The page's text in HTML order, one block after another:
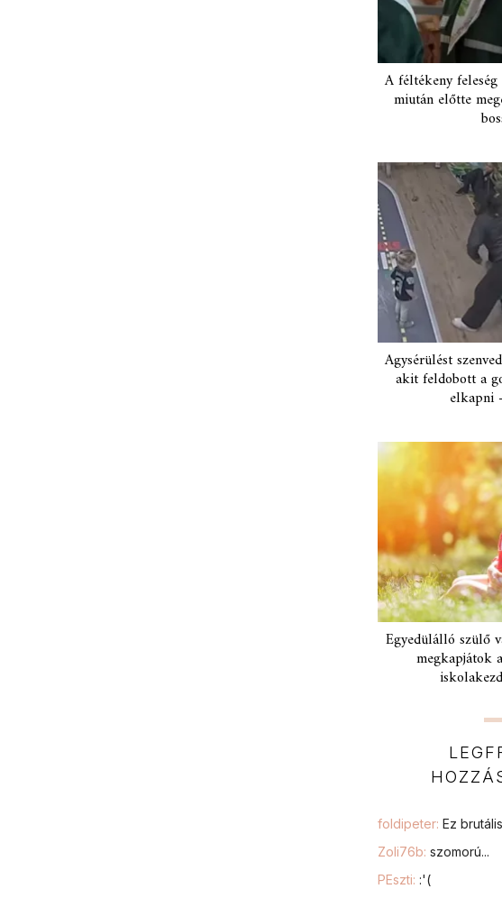
A féltékeny
miután előtte
Agysérülést
akit feldobott a
elkapni
Egyedülálló szülő
megkapjátok
foldipeter: Ez
Zoli76b: szomorú...
PEszti: :'(